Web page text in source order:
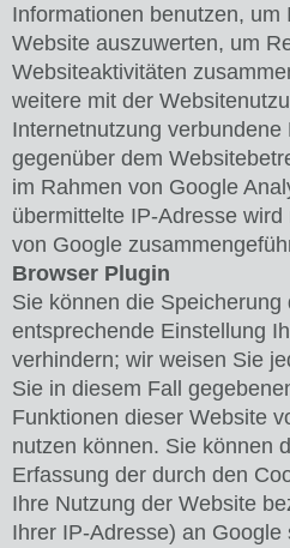
Informationen benutzen, um
Website auszuwerten, um
Websiteaktivitäten
weitere mit der
Internetnutzung verbundene
gegenüber dem
im Rahmen von Google
übermittelte IP-Adresse
von Google
Browser Plugin
Sie können die
entsprechende Einstellung
verhindern; wir weisen Sie
Sie in diesem Fall
Funktionen dieser Website
nutzen können. Sie können
Erfassung der durch den
Ihre Nutzung der Website
Ihrer IP-Adresse) an